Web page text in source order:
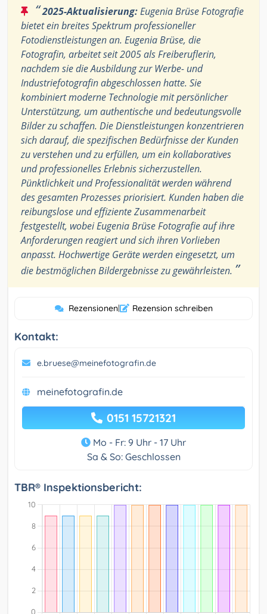
“2025-Aktualisierung:Eugenia Brüse Fotografie
bietet ein breites Spektrum professioneller
Fotodienstleistungen an. Eugenia Brüse, die
Fotografin, arbeitet seit 2005 als Freiberuflerin,
nachdem sie die Ausbildung zur Werbe- und
Industriefotografin abgeschlossen hatte. Sie
kombiniert moderne Technologie mit persönlicher
Unterstützung, um authentische und bedeutungsvolle
Bilder zu schaffen. Die Dienstleistungen konzentrieren
sich darauf, die spezifischen Bedürfnisse der Kunden
zu verstehen und zu erfüllen, um ein kollaboratives
und professionelles Erlebnis sicherzustellen.
Pünktlichkeit und Professionalität werden während
des gesamten Prozesses priorisiert. Kunden haben die
reibungslose und effiziente Zusammenarbeit
festgestellt, wobei Eugenia Brüse Fotografie auf ihre
Anforderungen reagiert und sich ihren Vorlieben
anpasst. Hochwertige Geräte werden eingesetzt, um
die bestmöglichen Bildergebnisse zu gewährleisten. ”
Rezensionen| Rezension schreiben
Kontakt:
e.bruese@meinefotografin.de
meinefotografin.de
0151 15721321
Mo - Fr: 9 Uhr - 17 Uhr
Sa & So: Geschlossen
TBR® Inspektionsbericht: